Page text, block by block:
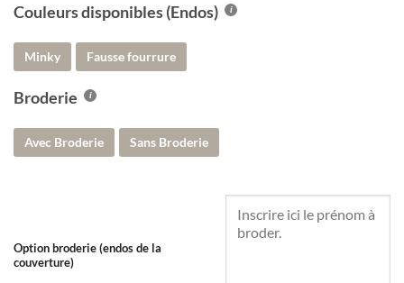
Couleurs disponibles (Endos)
Minky Fausse fourrure
Broderie
Avec Broderie Sans Broderie
Option broderie (endos de la
couverture)